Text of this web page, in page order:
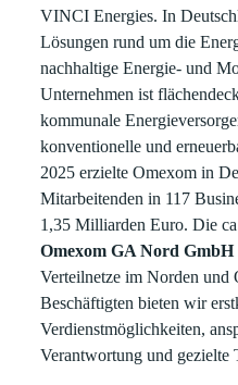
VINCI Energies. In
Lösungen rund um die
nachhaltige Energie- und
Unternehmen ist
kommunale
konventionelle und
2025 erzielte Omexom in
Mitarbeitenden in 117
1,35 Milliarden Euro. Die
Omexom GA Nord GmbH
Verteilnetze im Norden und
Beschäftigten bieten wir
Verdienstmöglichkeiten,
Verantwortung und gezielte